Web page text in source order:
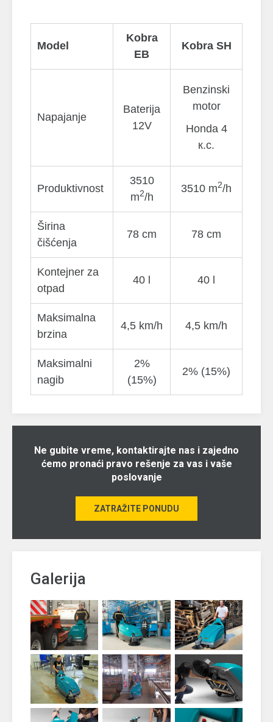
Model
Kobra
EB
Kobra SH
Napajanje
Baterija
12V
Benzinski
motor
Honda 4
к.с.
Produktivnost
3510
m2/h
3510 m2/h
Širina
čišćenja
78 cm 78 cm
Kontejner za
otpad
40 l 40 l
Maksimalna
brzina
4,5 km/h 4,5 km/h
Maksimalni
nagib
2%
(15%)
2% (15%)
Ne gubite vreme, kontaktirajte nas i zajedno
ćemo pronaći pravo rešenje za vas i vaše
poslovanje
ZATRAŽITE PONUDU
Galerija